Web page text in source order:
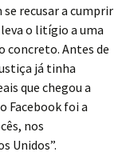
recusar a cumprir
o litígio a uma
Antes de
já tinha
que chegou a
Facebook foi a
nos
Unidos”.